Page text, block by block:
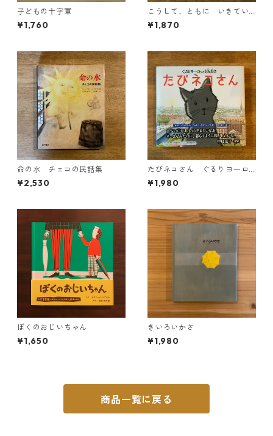
子どもの十字軍
¥1,760
こうして、ともに いきてい
る
¥1,870
命の水 チェコの民話集
¥2,530
たびネコさん ぐるりヨーロ
ッパ街歩き
¥1,980
ぼくのおじいちゃん
¥1,650
きいろいかさ
¥1,980
商品一覧に戻る